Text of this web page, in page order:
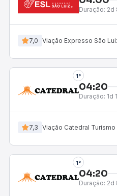
Duração: 2d
7,0 Viação Expresso São
1°
04:20
Duração: 1d
7,3 Viação Catedral Turismo
1°
04:20
Duração: 2d